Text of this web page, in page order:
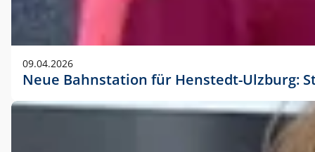
09.04.2026
Neue Bahnstation für Henstedt-Ulzburg: